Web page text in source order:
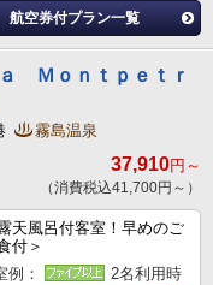
航空券付プラン一覧
Ｍｏｎｔｐｅｔｒ
霧島温泉
37,910円～
（消費税込41,700円～）
天風呂付客室！早めのご
付＞
例：
2名利用時